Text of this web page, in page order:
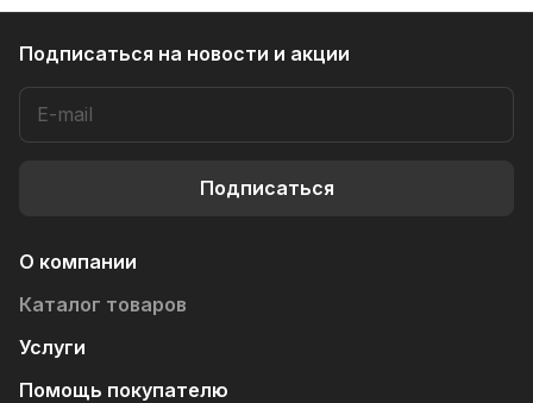
Подписаться на новости и акции
Подписаться
О компании
Каталог товаров
Услуги
Помощь покупателю